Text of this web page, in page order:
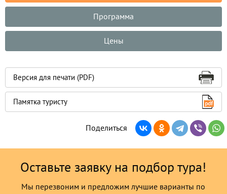
Программа
Цены
Версия для печати (PDF)
Памятка туристу
Поделиться
Оставьте заявку на подбор тура!
Мы перезвоним и предложим лучшие варианты по